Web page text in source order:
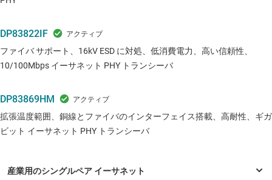
DP83822IF
ファイバ サポート、16kV ESD に対処、低消費電力、高い信頼性、
10/100Mbps イーサネット PHY トランシーバ
DP83869HM
拡張温度範囲、銅線とファイバのインターフェイス搭載、高耐性、ギガ
ビット イーサネット PHY トランシーバ